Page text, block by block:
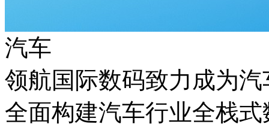
汽车
领航国际数码致力成为汽
全面构建汽车行业全栈式